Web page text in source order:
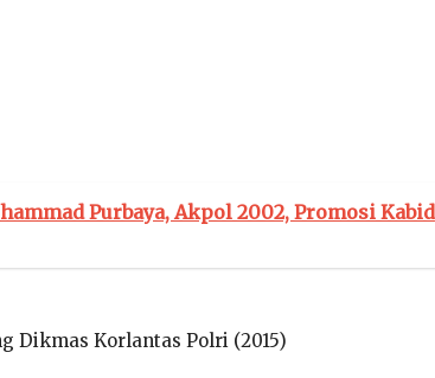
Purbaya, Akpol 2002, Promosi Kabid
Dikmas Korlantas Polri (2015)